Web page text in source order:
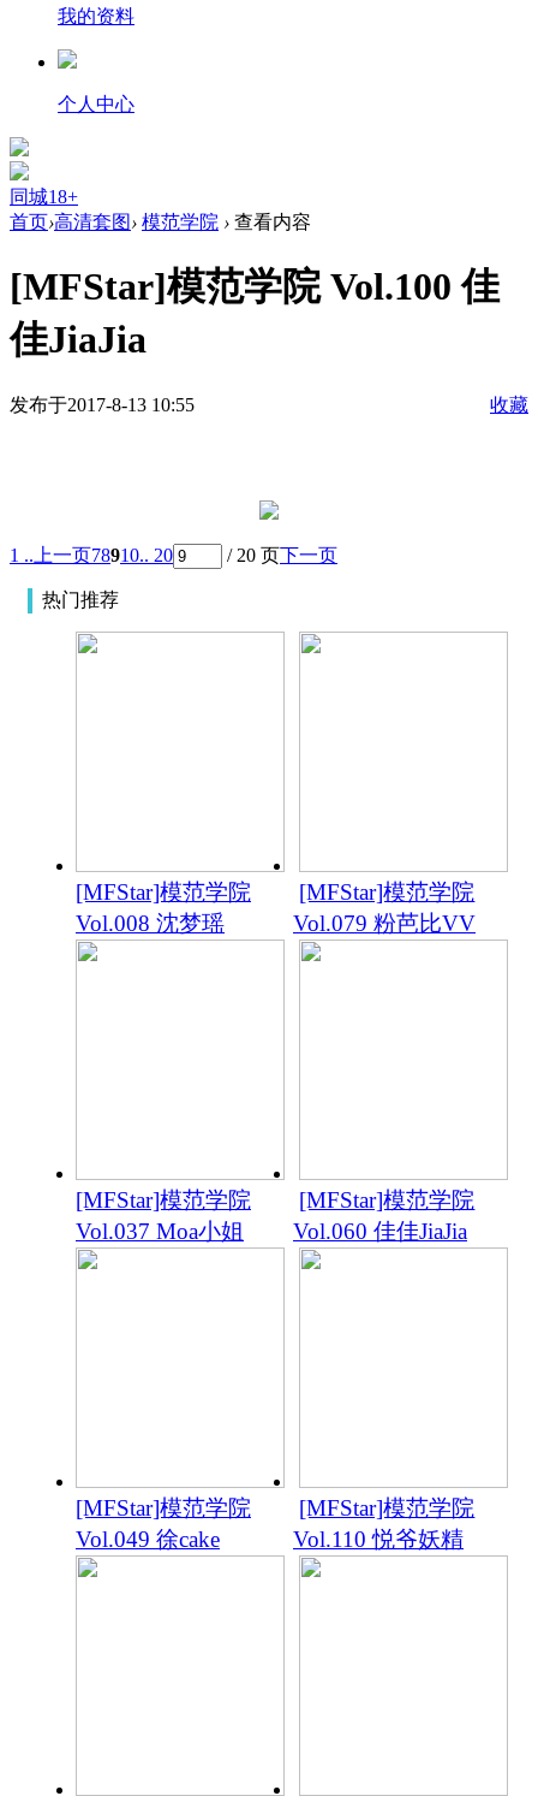
我的资料
个人中心
同城18+
首页›高清套图› 模范学院 › 查看内容
[MFStar]模范学院 Vol.100 佳
佳JiaJia
发布于2017-8-13 10:55 收藏
1 .. 上一页78910.. 20 / 20 页下一页
热门推荐
[MFStar]模范学院
Vol.008 沈梦瑶
[MFStar]模范学院
Vol.079 粉芭比VV
[MFStar]模范学院
Vol.037 Moa小姐
[MFStar]模范学院
Vol.060 佳佳JiaJia
[MFStar]模范学院
Vol.049 徐cake
[MFStar]模范学院
Vol.110 悦爷妖精